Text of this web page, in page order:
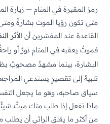
رمز المقبرة في المنام — زيارة
متى تكون رؤيا الموت بشارةً
القاعدة عند المفسّرين أن الأثر
فموتٌ يعقبه في المنام نورٌ أو
البشارة، بينما مشهدٌ مصحوبٌ
تنبيهٌ إلى تقصيرٍ يستدعي
سياق صاحبه، وهو ما يجعل
ماذا تفعل إذا طلب منك ميتٌ
من أكثر ما يقلق الرائي أن يطلب